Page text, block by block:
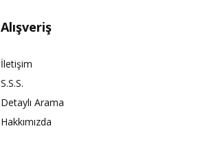
Alışveriş
İletişim
S.S.S.
Detaylı Arama
Hakkımızda